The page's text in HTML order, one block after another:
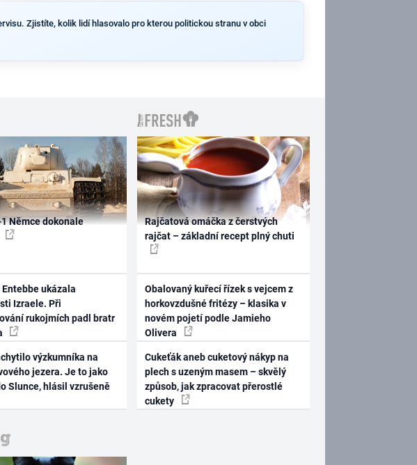
Zjistíte, kolik lidí hlasovalo pro kterou politickou stranu v obci
1 Němce dokonale
ukázala
Izraele. Při
rukojmích padl bratr
výzkumníka na
jezera. Je to jako
Slunce, hlásil vzrušeně
Rajčatová omáčka z čerstvých
rajčat – základní recept plný chuti
Obalovaný kuřecí řízek s vejcem z
horkovzdušné fritézy – klasika v
novém pojetí podle Jamieho
Olivera
Cukeťák aneb cuketový nákyp na
plech s uzeným masem – skvělý
způsob, jak zpracovat přerostlé
cukety